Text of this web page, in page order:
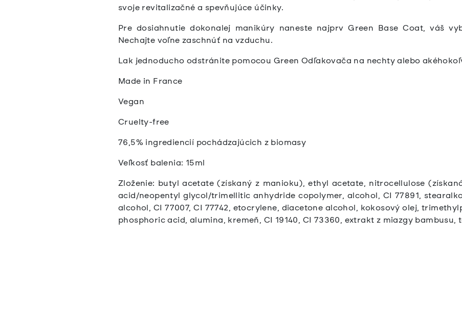
svoje revitalizačné a spevňujúce účinky.
Pre dosiahnutie dokonalej manikúry naneste najprv Green Base Coat, váš
Nechajte voľne zaschnúť na vzduchu.
Lak jednoducho odstránite pomocou Green Odľakovača na nechty alebo
Made in France
Vegan
Cruelty-free
76,5% ingrediencií pochádzajúcich z biomasy
Veľkosť balenia: 15ml
Zloženie: butyl acetate (získaný z manioku), ethyl acetate, nitrocellulose
acid/neopentyl glycol/trimellitic anhydride copolymer, alcohol, CI 77891,
alcohol, CI 77007, CI 77742, etocrylene, diacetone alcohol, kokosový olej,
phosphoric acid, alumina, kremeň, CI 19140, CI 73360, extrakt z miazgy bambusu,